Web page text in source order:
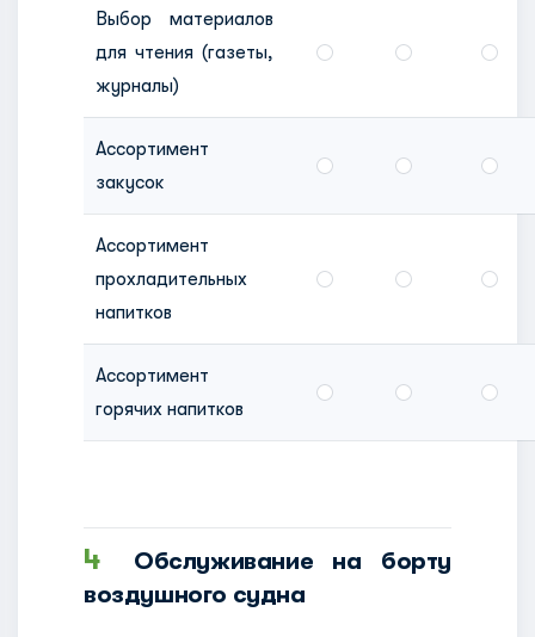
Выбор материалов
для чтения (газеты,
журналы)
Ассортимент
закусок
Ассортимент
прохладительных
напитков
Ассортимент
горячих напитков
4
Обслуживание на борту
воздушного судна